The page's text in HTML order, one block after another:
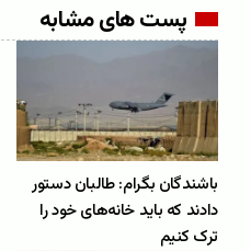
پست های مشابه
باشندگان بگرام: طالبان دستور
دادند که باید خانه‌های خود را
ترک کنیم